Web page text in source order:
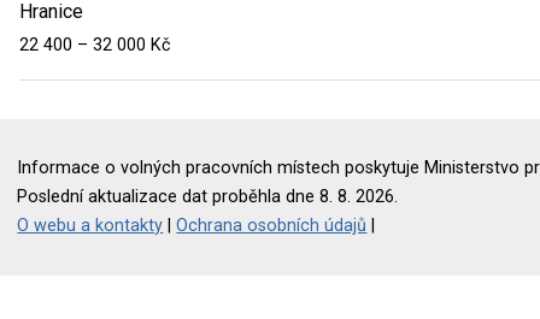
Hranice
22 400 – 32 000 Kč
Informace o volných pracovních místech poskytuje Ministerstvo
Poslední aktualizace dat proběhla dne 8. 8. 2026.
O webu a kontakty |Ochrana osobních údajů